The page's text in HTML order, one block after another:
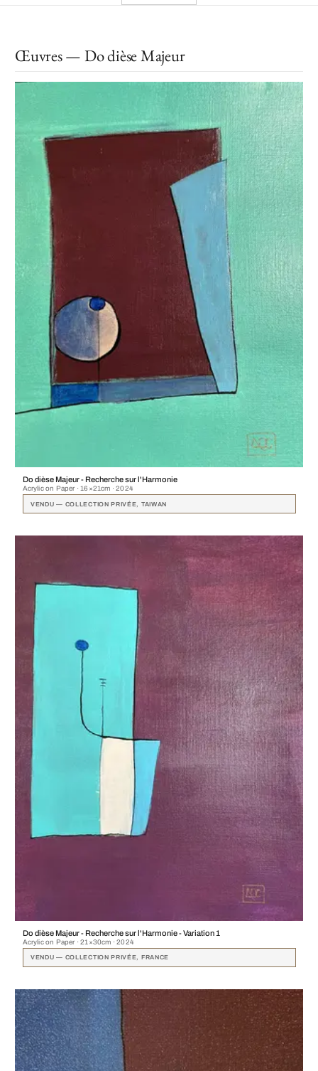
Œuvres — Do dièse Majeur
Do dièse Majeur - Recherche sur l'Harmonie
Acrylic on Paper · 16×21cm · 2024
VENDU — COLLECTION PRIVÉE, TAIWAN
Do dièse Majeur - Recherche sur l'Harmonie - Variation 1
Acrylic on Paper · 21×30cm · 2024
VENDU — COLLECTION PRIVÉE, FRANCE